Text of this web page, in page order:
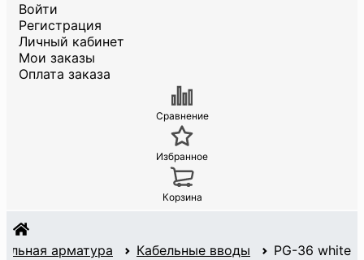
Войти
Регистрация
Личный кабинет
Мои заказы
Оплата заказа
Сравнение
Избранное
Корзина
арматура Кабельные вводы PG-36 white